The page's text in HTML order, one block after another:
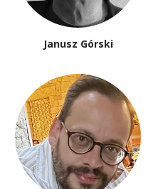
Janusz Górski